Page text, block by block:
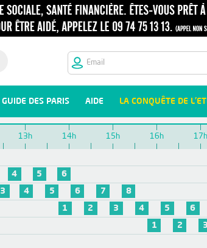
GUIDE DES PARIS AIDE LA CONQUÊTE DE
13h 14h 15h 16h 17h
4 5
6
3 4 5 6 7
8
1
2 3 4 5 6
1
2 3